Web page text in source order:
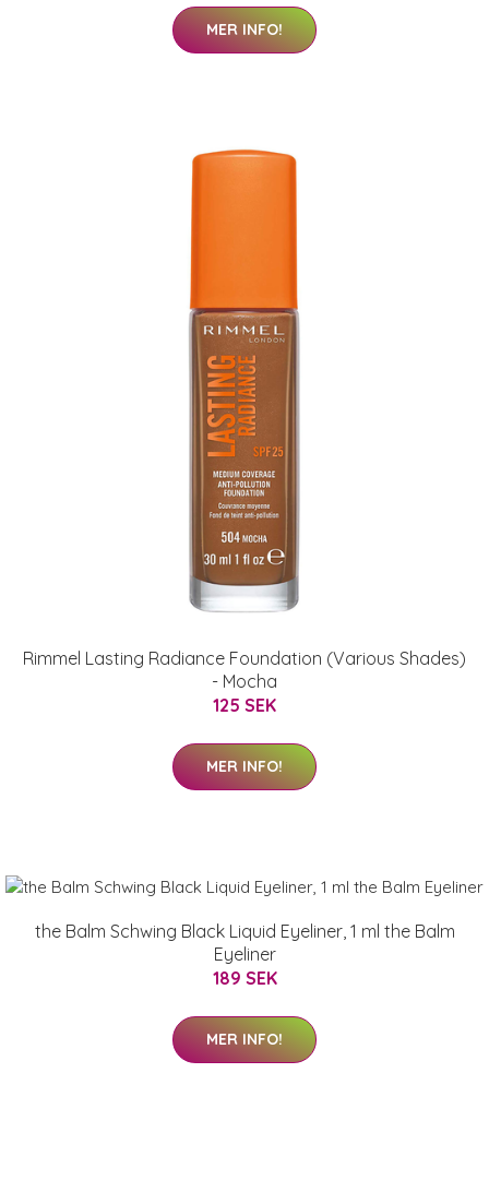
MER INFO!
Rimmel Lasting Radiance Foundation (Various Shades)
- Mocha
125 SEK
MER INFO!
the Balm Schwing Black Liquid Eyeliner, 1 ml the Balm
Eyeliner
189 SEK
MER INFO!